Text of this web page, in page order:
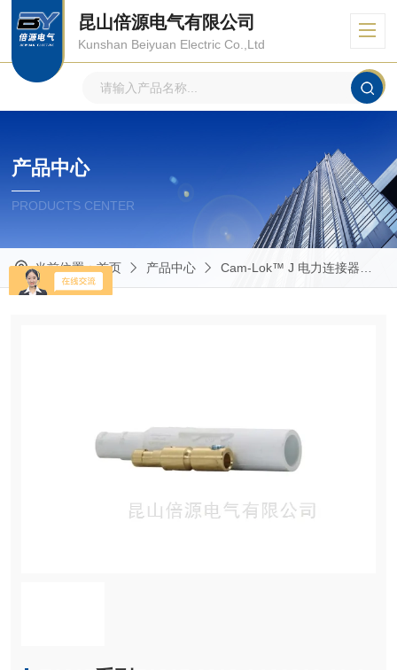
昆山倍源电气有限公司
Kunshan Beiyuan Electric Co.,Ltd
产品中心
PRODUCTS CENTER
当前位置：首页 产品中心 Cam-Lok™ J 电力连接器